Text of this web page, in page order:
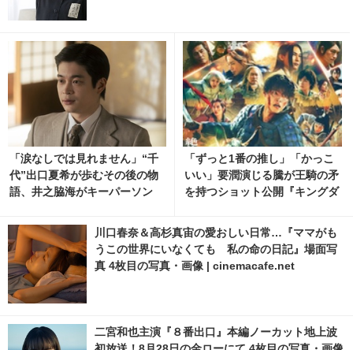
「涙なしでは見れません」“千
代”出口夏希が歩むその後の物
語、井之脇海がキーパーソン
出会いたい。』 1枚目の写真・
画像 | cinemacafe.net
「ずっと1番の推し」「かっこ
いい」要潤演じる騰が王騎の矛
を持つショット公開『キングダ
川口春奈＆高杉真宙の愛おしい日常…『ママがも
うこの世界にいなくても 私の命の日記』場面写
真 4枚目の写真・画像 | cinemacafe.net
二宮和也主演『８番出口』本編ノーカット地上波